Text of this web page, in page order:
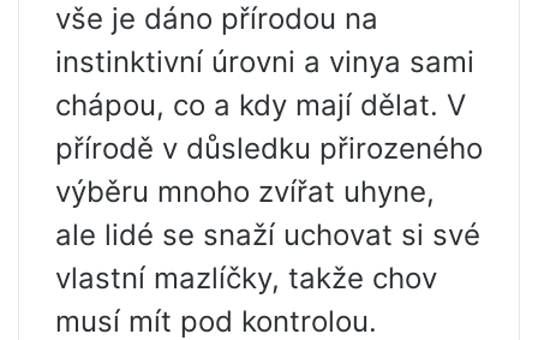
vše je dáno přírodou na
instinktivní úrovni a vinya sami
chápou, co a kdy mají dělat. V
přírodě v důsledku přirozeného
výběru mnoho zvířat uhyne,
ale lidé se snaží uchovat si své
vlastní mazlíčky, takže chov
musí mít pod kontrolou.